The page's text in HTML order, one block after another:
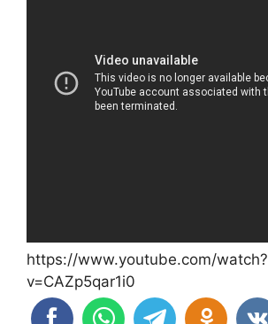
https://www.youtube.com/watch?
v=CAZp5qar1i0